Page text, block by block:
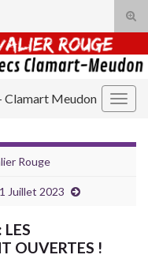
Clamart Meudon
Rouge
Juillet 2023
OUVERTES !